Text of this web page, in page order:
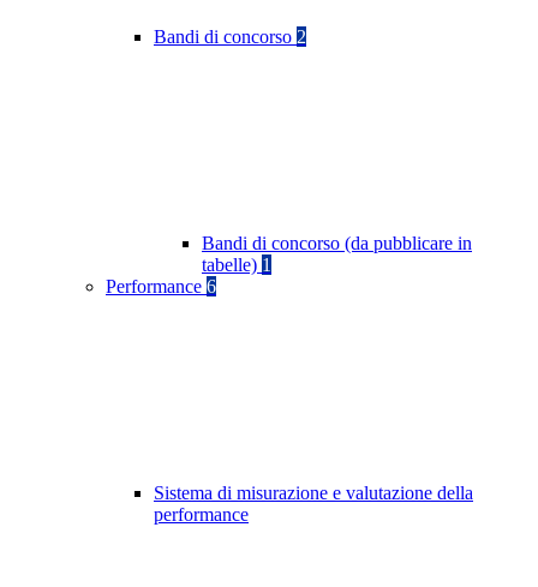
Bandi di concorso 2
Bandi di concorso (da pubblicare in
tabelle) 1
Performance 6
Sistema di misurazione e valutazione della
performance